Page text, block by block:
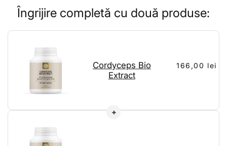
Îngrijire completă cu două produse:
Cordyceps Bio
Extract
166,00 lei